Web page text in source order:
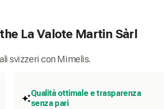
La Valote Martin Sàrl
svizzeri con Mimelis.
Qualità ottimale e trasparenza
senza pari